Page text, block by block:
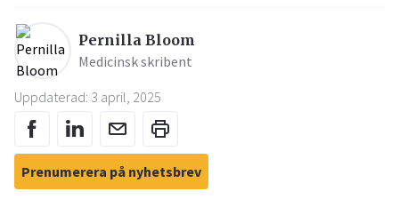
Pernilla Bloom
Medicinsk skribent
Uppdaterad: 3 april, 2025
Prenumerera på nyhetsbrev